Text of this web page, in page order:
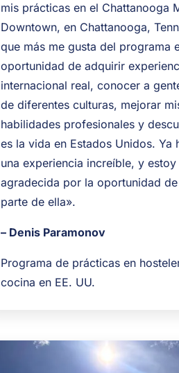
mis prácticas en el Chattanooga
Downtown, en Chattanooga,
que más me gusta del programa
oportunidad de adquirir
internacional real, conocer a
de diferentes culturas, mejorar
habilidades profesionales y
es la vida en Estados Unidos. Ya
una experiencia increíble, y estoy
agradecida por la oportunidad
parte de ella».
– Denis Paramonov
Programa de prácticas en
cocina en EE. UU.